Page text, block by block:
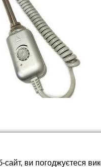
з ручним
ви погоджуєтеся